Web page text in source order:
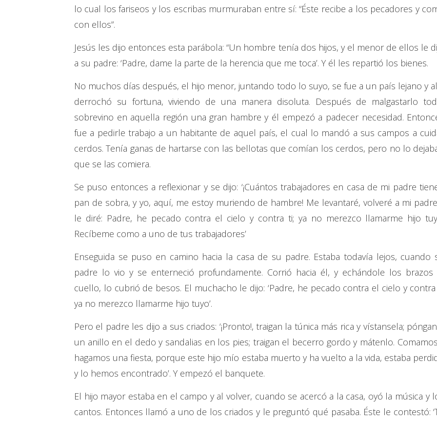
lo cual los fariseos y los escribas murmuraban entre sí: “Éste recibe a los pecadores y
con ellos”.
Jesús les dijo entonces esta parábola: “Un hombre tenía dos hijos, y el menor de ellos le
a su padre: ‘Padre, dame la parte de la herencia que me toca’. Y él les repartió los bienes.
No muchos días después, el hijo menor, juntando todo lo suyo, se fue a un país lejano y
derrochó su fortuna, viviendo de una manera disoluta. Después de malgastarlo
sobrevino en aquella región una gran hambre y él empezó a padecer necesidad.
fue a pedirle trabajo a un habitante de aquel país, el cual lo mandó a sus campos a
cerdos. Tenía ganas de hartarse con las bellotas que comían los cerdos, pero no lo
que se las comiera.
Se puso entonces a reflexionar y se dijo: ‘¡Cuántos trabajadores en casa de mi padre
pan de sobra, y yo, aquí, me estoy muriendo de hambre! Me levantaré, volveré a mi
le diré: Padre, he pecado contra el cielo y contra ti; ya no merezco llamarme hijo
Recíbeme como a uno de tus trabajadores’
Enseguida se puso en camino hacia la casa de su padre. Estaba todavía lejos, cuando
padre lo vio y se enterneció profundamente. Corrió hacia él, y echándole los brazos
cuello, lo cubrió de besos. El muchacho le dijo: ‘Padre, he pecado contra el cielo y contra
ya no merezco llamarme hijo tuyo’.
Pero el padre les dijo a sus criados: ‘¡Pronto!, traigan la túnica más rica y vístansela;
un anillo en el dedo y sandalias en los pies; traigan el becerro gordo y mátenlo.
hagamos una fiesta, porque este hijo mío estaba muerto y ha vuelto a la vida, estaba
y lo hemos encontrado’. Y empezó el banquete.
El hijo mayor estaba en el campo y al volver, cuando se acercó a la casa, oyó la música y
cantos. Entonces llamó a uno de los criados y le preguntó qué pasaba. Éste le contestó: